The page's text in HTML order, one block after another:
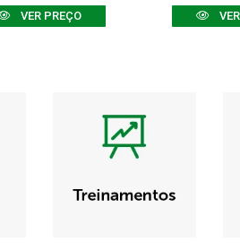
VER PREÇO